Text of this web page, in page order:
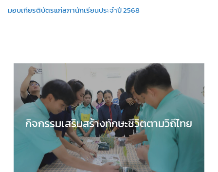
มอบเกียรติบัตรแก่สภานักเรียนประจำปี 2568
กิจกรรมเสริมสร้างทักษะชีวิตตามวิถีไทย
กลุ่มบริหารงานวิชาการ, กลุ่มสาระการเรียนรู้สังคมศึ
ศาสนาและวัฒนธรรม, ข่าวประชาสัมพันธ์